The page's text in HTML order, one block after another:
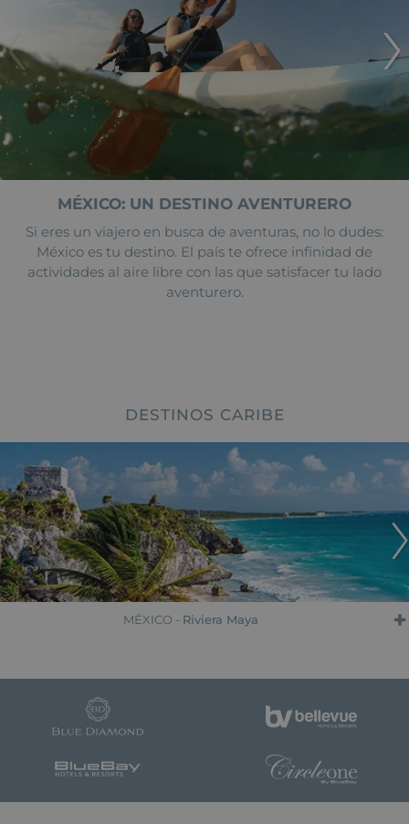
MÉXICO: UN DESTINO AVENTURERO
Si eres un viajero en busca de aventuras, no lo dudes:
México es tu destino. El país te ofrece infinidad de
actividades al aire libre con las que satisfacer tu lado
aventurero.
DESTINOS CARIBE
MÉXICO - Riviera Maya